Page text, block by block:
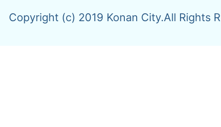
Copyright (c) 2019 Konan City.All Rights